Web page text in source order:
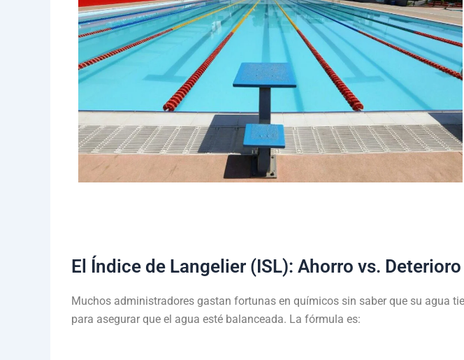
El Índice de Langelier (ISL): Ahorro vs. Deterioro
Muchos administradores gastan fortunas en químicos sin saber que su agua
para asegurar que el agua esté balanceada. La fórmula es: